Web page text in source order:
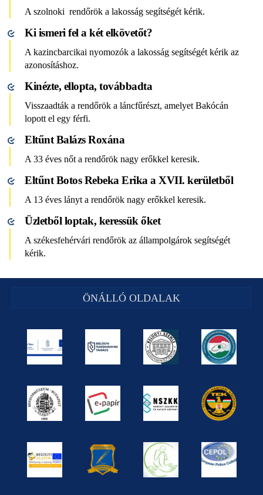
A szolnoki rendőrök a lakosság segítségét kérik.
Ki ismeri fel a két elkövetőt?
A kazincbarcikai nyomozók a lakosság segítségét kérik az
azonosításhoz.
Kinézte, ellopta, továbbadta
Visszaadták a rendőrök a láncfűrészt, amelyet Bakócán
lopott el egy férfi.
Eltűnt Balázs Roxána
A 33 éves nőt a rendőrök nagy erőkkel keresik.
Eltűnt Botos Rebeka Erika a XVII. kerületből
A 13 éves lányt a rendőrök nagy erőkkel keresik.
Üzletből loptak, keressük őket
A székesfehérvári rendőrök az állampolgárok segítségét
kérik.
ÖNÁLLÓ OLDALAK